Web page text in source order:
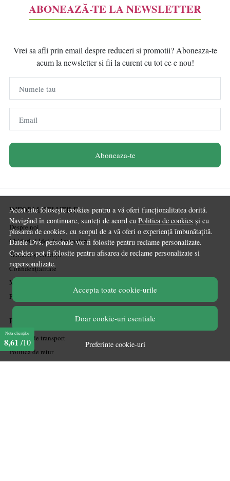
Acest site folosește cookies pentru a vă oferi funcționalitatea dorită.
Navigând în continuare, sunteți de acord cu Politica de cookies și cu
plasarea de cookies, cu scopul de a vă oferi o experiență îmbunătațită.
Datele Dvs. personale vor fi folosite pentru reclame personalizate.
Cookies pot fi folosite pentru afisarea de reclame personalizate si
nepersonalizate.
Accepta toate cookie-urile
Doar cookie-uri esentiale
Preferinte cookie-uri
ABONEAZĂ-TE LA NEWSLETTER
Vrei sa afli prin email despre reduceri si promotii? Aboneaza-te
acum la newsletter si fii la curent cu tot ce e nou!
Numele tau
Email
Aboneaza-te
INFORMATII UTILE
Despre noi
Ghiduri și Idei de Amenajare
Termeni și condiții
Confidențialitate
Mărturiile clienților
Politica de Cookies
PLATA SI LIVRARE
Politica de transport
Politica de retur
Nota clienților
8,61 /10